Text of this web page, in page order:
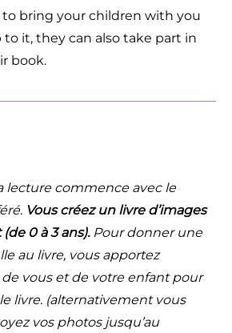
to bring your children with you
to it, they can also take part in
book.
lecture commence avec le
Vous créez un livre d’images
0 à 3 ans).Pour donner une
au livre, vous apportez
vous et de votre enfant pour
livre. (alternativement vous
vos photos jusqu’au